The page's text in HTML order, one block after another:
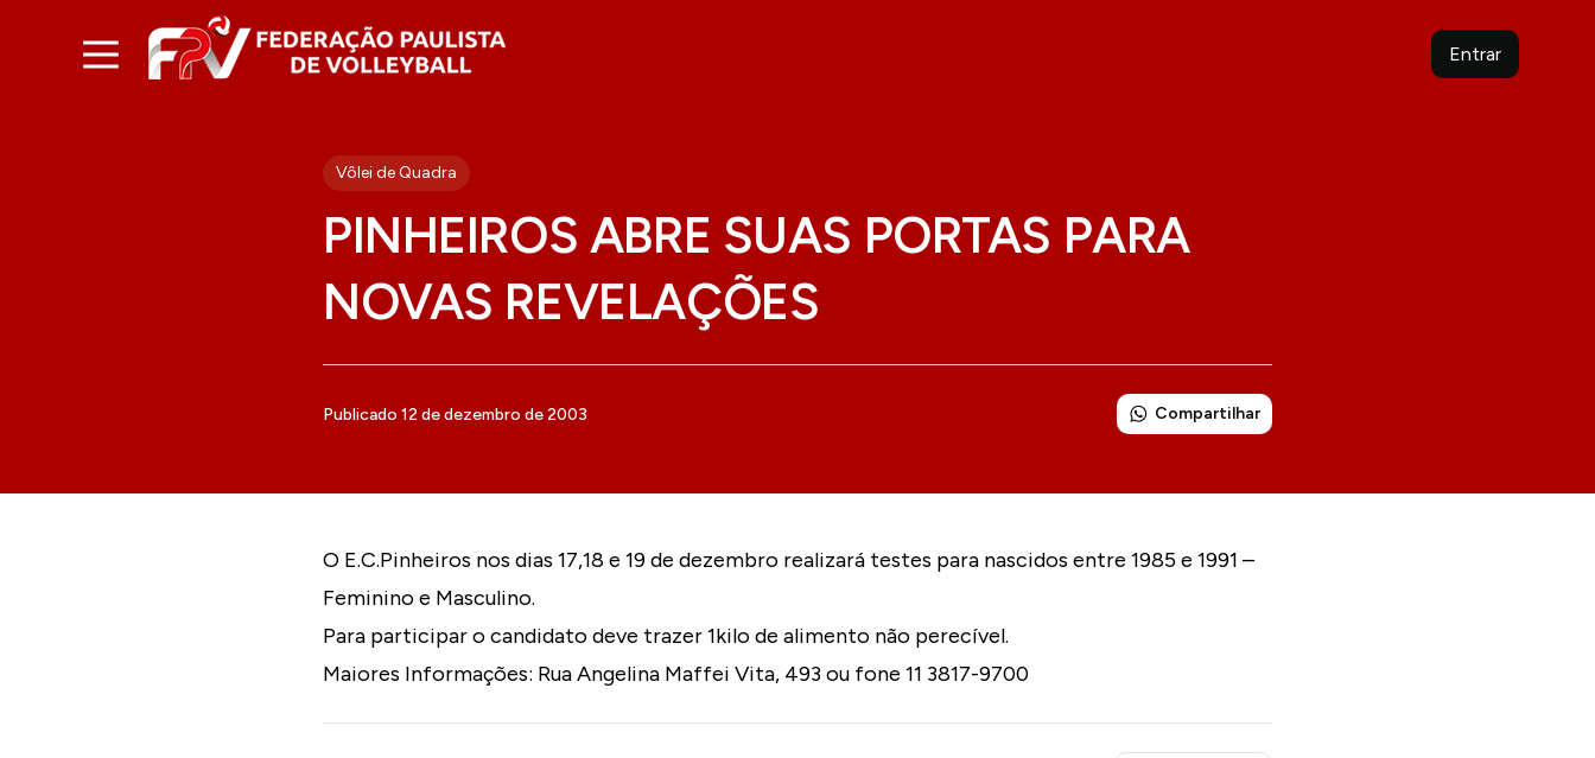
Entrar
Vôlei de Quadra
PINHEIROS ABRE SUAS PORTAS PARA
NOVAS REVELAÇÕES
Publicado 12 de dezembro de 2003 Compartilhar
O E.C.Pinheiros nos dias 17,18 e 19 de dezembro realizará testes para nascidos entre 1985 e 1991 –
Feminino e Masculino.
Para participar o candidato deve trazer 1kilo de alimento não perecível.
Maiores Informações: Rua Angelina Maffei Vita, 493 ou fone 11 3817-9700